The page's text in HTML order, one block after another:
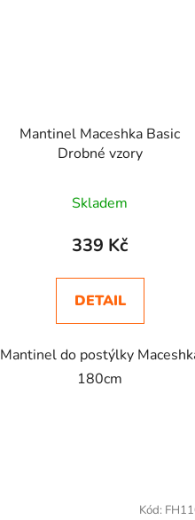
Mantinel Maceshka Basic
Drobné vzory
Skladem
339 Kč
DETAIL
Mantinel do postýlky
180cm
Kód: